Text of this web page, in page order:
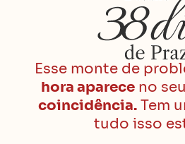
Esse monte de
hora apareceno
coincidência.Tem
tudo isso